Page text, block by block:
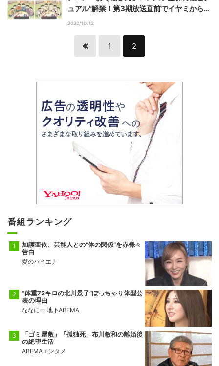
ュアル”解禁！第3期放送直前でイヤミから救
出成功
2020/10/12
1 2
番組ランキング
加護亜依、芸能人との“体の関係”を赤裸々
告白
愛のハイエナ
“体重72キロの北川景子”ぽっちゃり体型公
表の理由
ななにー 地下ABEMA
「ゴミ屋敷」「孤独死」布川敏和の離婚後
の絶望生活
ABEMAエンタメ